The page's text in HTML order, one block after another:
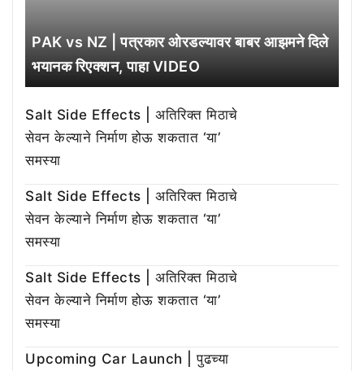
PAK vs NZ | पत्रकार ओरडल्यावर बाबर आझमने दिले
भयानक रिएक्शन, पाहा VIDEO
Salt Side Effects | अतिरिक्त मिठाचे
सेवन केल्याने निर्माण होऊ शकतात ‘या’
समस्या
Salt Side Effects | अतिरिक्त मिठाचे
सेवन केल्याने निर्माण होऊ शकतात ‘या’
समस्या
Salt Side Effects | अतिरिक्त मिठाचे
सेवन केल्याने निर्माण होऊ शकतात ‘या’
समस्या
Upcoming Car Launch | पुढच्या